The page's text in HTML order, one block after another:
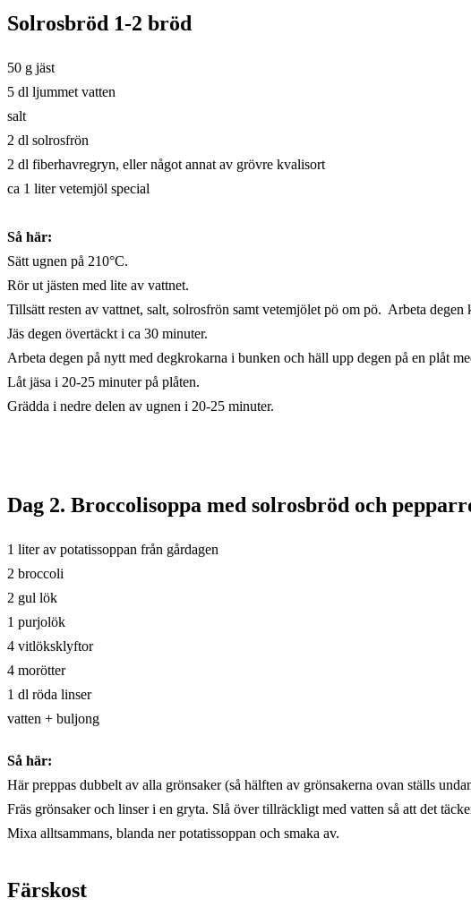
Solrosbröd 1-2 bröd
50 g jäst
5 dl ljummet vatten
salt
2 dl solrosfrön
2 dl fiberhavregryn, eller något annat av grövre kvalisort
ca 1 liter vetemjöl special
Så här:
Sätt ugnen på 210°C.
Rör ut jästen med lite av vattnet.
Tillsätt resten av vattnet, salt, solrosfrön samt vetemjölet pö om pö. Arbeta
Jäs degen övertäckt i ca 30 minuter.
Arbeta degen på nytt med degkrokarna i bunken och häll upp degen på en plåt
Låt jäsa i 20-25 minuter på plåten.
Grädda i nedre delen av ugnen i 20-25 minuter.
Dag 2. Broccolisoppa med solrosbröd och
1 liter av potatissoppan från gårdagen
2 broccoli
2 gul lök
1 purjolök
4 vitlöksklyftor
4 morötter
1 dl röda linser
vatten + buljong
Så här:
Här preppas dubbelt av alla grönsaker (så hälften av grönsakerna ovan ställs
Fräs grönsaker och linser i en gryta. Slå över tillräckligt med vatten så att det
Mixa alltsammans, blanda ner potatissoppan och smaka av.
Färskost